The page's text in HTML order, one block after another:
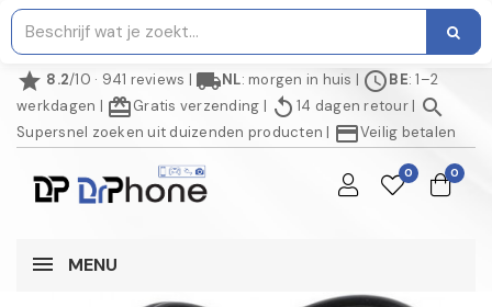
star 8.2/10 · 941 reviews | local_shippingNL: morgen in huis | scheduleBE: 1–2
werkdagen | redeemGratis verzending | replay 14 dagen retour| search
Supersnel zoeken uit duizenden producten | credit_cardVeilig betalen
0 0
MENU